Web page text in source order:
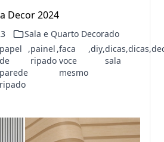
Decor 2024
Sala e Quarto Decorado
papel
de
parede
ripado
,painel
ripado
,faca
voce
mesmo
,diy,dicas
sala
,dicas,